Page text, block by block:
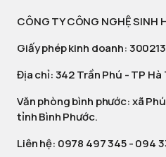
CÔNG TY CÔNG NGHỆ SINH
Giấy phép kinh doanh:
Địa chỉ: 342 Trần Phú - TP Hà
Văn phòng bình phước: xã
tỉnh Bình Phước.
Liên hệ: 0978 497 345-094